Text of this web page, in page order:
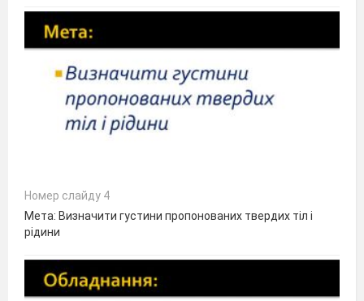
Номер слайду 4
Мета: Визначити густини пропонованих твердих тіл і
рідини